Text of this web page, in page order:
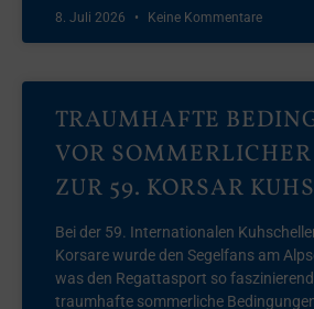
8. Juli 2026 Keine Kommentare
TRAUMHAFTE
VOR
ZUR 59. KORSAR
Bei der 59. Internationalen
Korsare wurde den Segelfans am
was den Regattasport so
traumhafte sommerliche